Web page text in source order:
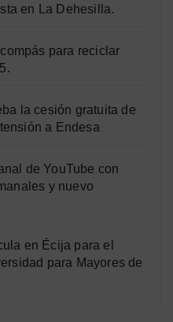
en La Dehesilla.
para reciclar
la cesión gratuita de
a Endesa
de YouTube con
y nuevo
en Écija para el
para Mayores de